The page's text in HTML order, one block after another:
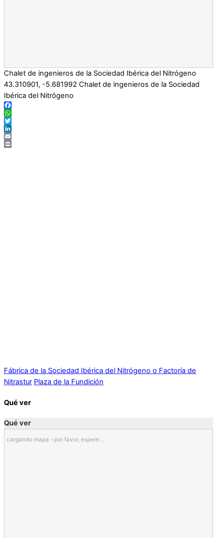
Chalet de ingenieros de la Sociedad Ibérica del Nitrógeno
43.310901, -5.681992 Chalet de ingenieros de la Sociedad
Ibérica del Nitrógeno
Facebook
WhatsApp
Twitter
LinkedIn
Email
Fábrica de la Sociedad Ibérica del Nitrógeno o Factoría de
Nitrastur Plaza de la Fundición
Qué ver
Qué ver
cargando mapa - por favor, espere...